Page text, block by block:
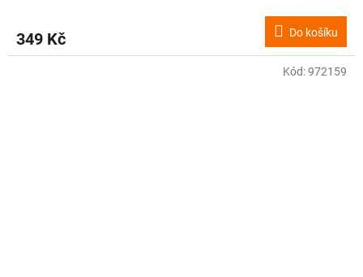
349 Kč Do košíku
Kód:972159